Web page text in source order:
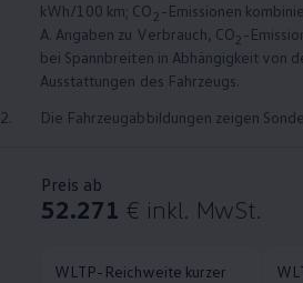
kWh/100 km; CO 2 -Emissionen
A. Angaben zu Verbrauch, CO2 -
bei Spannbreiten in Abhängigkeit von
Ausstattungen des Fahrzeugs.
2.
Die Fahrzeugabbildungen zeigen
Preis ab
52.271 € inkl. MwSt.
WLTP-Reichweite kurzer